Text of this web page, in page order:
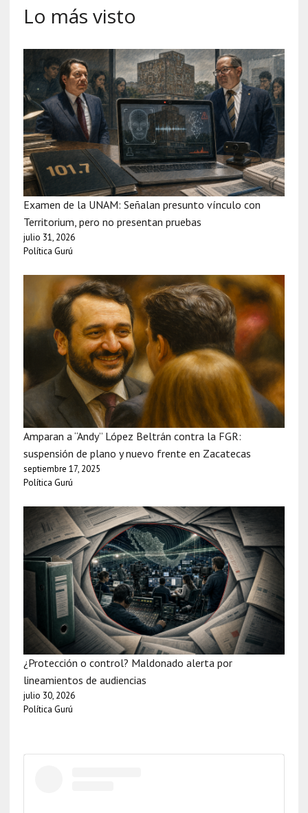
Lo más visto
Examen de la UNAM: Señalan presunto vínculo con
Territorium, pero no presentan pruebas
julio 31, 2026
Política Gurú
Amparan a “Andy” López Beltrán contra la FGR:
suspensión de plano y nuevo frente en Zacatecas
septiembre 17, 2025
Política Gurú
¿Protección o control? Maldonado alerta por
lineamientos de audiencias
julio 30, 2026
Política Gurú